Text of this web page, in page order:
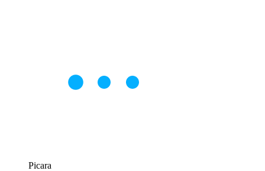
Picara